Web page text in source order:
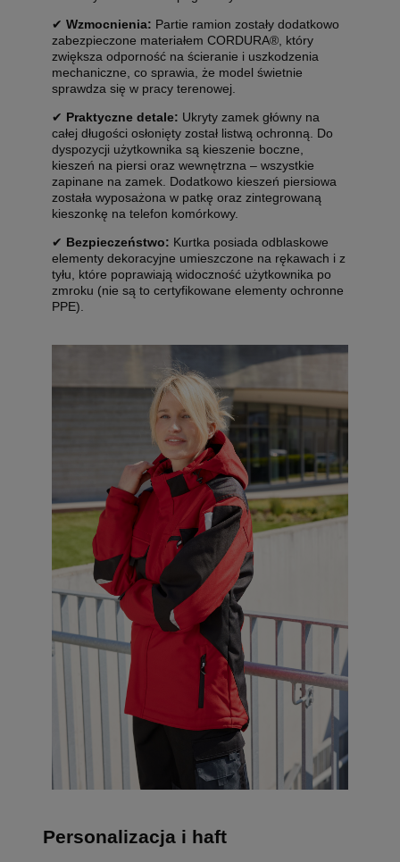
✔ Wzmocnienia: Partie ramion zostały dodatkowo
zabezpieczone materiałem CORDURA®, który
zwiększa odporność na ścieranie i uszkodzenia
mechaniczne, co sprawia, że model świetnie
sprawdza się w pracy terenowej.
✔ Praktyczne detale: Ukryty zamek główny na
całej długości osłonięty został listwą ochronną. Do
dyspozycji użytkownika są kieszenie boczne,
kieszeń na piersi oraz wewnętrzna – wszystkie
zapinane na zamek. Dodatkowo kieszeń piersiowa
została wyposażona w patkę oraz zintegrowaną
kieszonkę na telefon komórkowy.
✔ Bezpieczeństwo: Kurtka posiada odblaskowe
elementy dekoracyjne umieszczone na rękawach i z
tyłu, które poprawiają widoczność użytkownika po
zmroku (nie są to certyfikowane elementy ochronne
PPE).
Personalizacja i haft